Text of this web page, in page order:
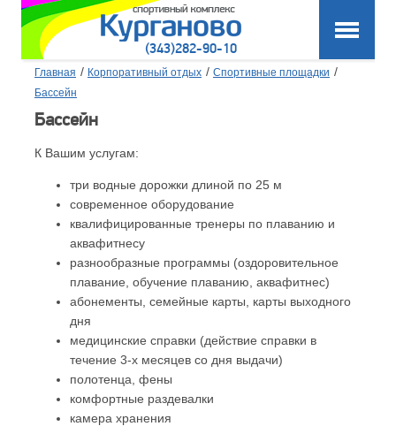
(343)282-90-10
Главная / Корпоративный отдых / Спортивные площадки /
Бассейн
Бассейн
К Вашим услугам:
три водные дорожки длиной по 25 м
современное оборудование
квалифицированные тренеры по плаванию и
аквафитнесу
разнообразные программы (оздоровительное
плавание, обучение плаванию, аквафитнес)
абонементы, семейные карты, карты выходного
дня
медицинские справки (действие справки в
течение 3-х месяцев со дня выдачи)
полотенца, фены
комфортные раздевалки
камера хранения